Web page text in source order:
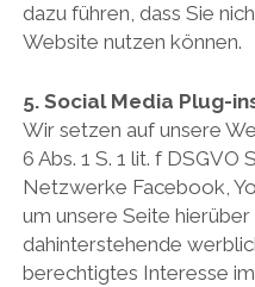
dazu führen, dass Sie
Website nutzen können.
5. Social Media Plug-
Wir setzen auf unsere
6 Abs. 1 S. 1 lit. f DSGVO
Netzwerke Facebook,
um unsere Seite
dahinterstehende
berechtigtes Interesse